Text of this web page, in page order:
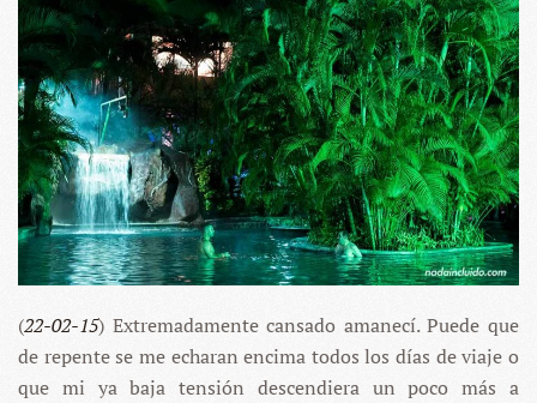
(22-02-15) Extremadamente cansado amanecí. Puede que
de repente se me echaran encima todos los días de viaje o
que mi ya baja tensión descendiera un poco más a